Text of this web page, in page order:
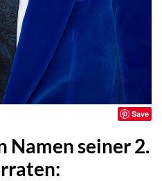
Save
Namen seiner 2.